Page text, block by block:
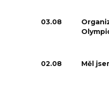
03.08
02.08 Měl